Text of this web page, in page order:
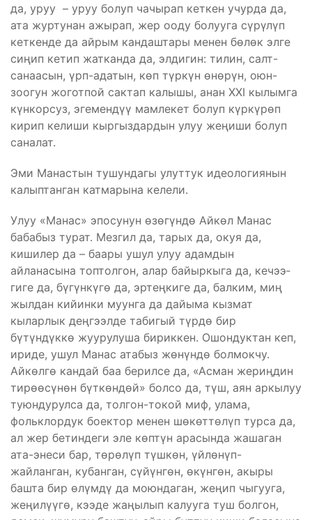
да, уруу – уруу болуп чачырап кеткен учурда да,
ата журтунан ажырап, жер ооду болууга сүрүлүп
кеткенде да айрым кандаштары менен бөлөк элге
сиңип кетип жатканда да, элдигин: тилин, салт-
санаасын, үрп-адатын, көп түркүн өнөрүн, оюн-
зоогун жоготпой сактап калышы, анан XXI кылымга
күнкорсуз, эгемендүү мамлекет болуп күркүрөп
кирип келиши кыргыздардын улуу жеңиши болуп
саналат.
Эми Манастын тушундагы улуттук идеологиянын
калыптанган катмарына келели.
Улуу «Манас» эпосунун өзөгүндө Айкөл Манас
бабабыз турат. Мезгил да, тарых да, окуя да,
кишилер да – баары ушул улуу адамдын
айланасына топтолгон, алар байыркыга да, кечээ­
гиге да, бүгүнкүгө да, эртеңкиге да, балким, миң
жылдан ки­йинки муунга да дайыма кызмат
кыларлык деңгээлде табигый түрдө бир
бүтүндүккө жуурулуша бириккен. Ошондуктан кеп,
ириде, ушул Манас атабыз жөнүндө болмокчу.
Айкөлгө кандай баа берилсе да, «Асман жериңдин
тирөөсүнөн бүткөндөй» болсо да, түш, аян аркылуу
туюндурулса да, толгон-токой миф, улама,
фольклордук боектор менен шөкөттөлүп турса да,
ал жер бетиндеги эле көптүн арасында жашаган
ата-энеси бар, төрөлүп түшкөн, үйлөнүп-
жайланган, кубанган, сүйүнгөн, өкүнгөн, акыры
башта бир өлүмдү да моюндаган, жеңип чыгууга,
жеңилүүгө, кээде жаңылып калууга туш болгон,